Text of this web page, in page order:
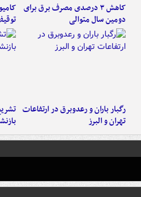
کاهش ۳ درصدی مصرف برق برای
دومین سال متوالی
رگبار باران و رعدوبرق در ارتفاعات
تهران و البرز